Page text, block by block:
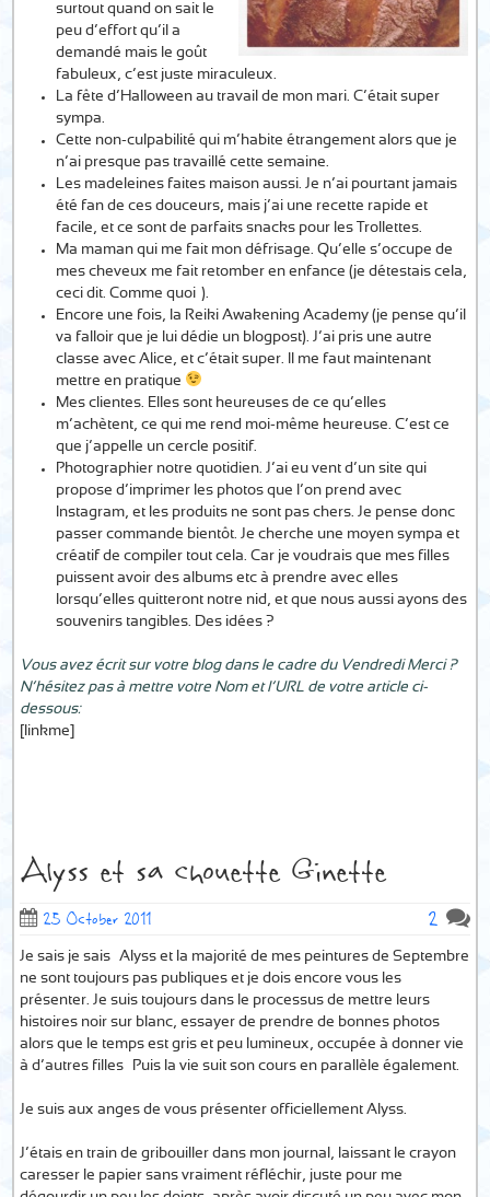
surtout quand on sait le
peu d’effort qu’il a
demandé mais le goût
fabuleux, c’est juste miraculeux.
La fête d’Halloween au travail de mon mari. C’était super
sympa.
Cette non-culpabilité qui m’habite étrangement alors que je
n’ai presque pas travaillé cette semaine.
Les madeleines faites maison aussi. Je n’ai pourtant jamais
été fan de ces douceurs, mais j’ai une recette rapide et
facile, et ce sont de parfaits snacks pour les Trollettes.
Ma maman qui me fait mon défrisage. Qu’elle s’occupe de
mes cheveux me fait retomber en enfance (je détestais cela,
ceci dit. Comme quoi…).
Encore une fois, la Reiki Awakening Academy (je pense qu’il
va falloir que je lui dédie un blogpost). J’ai pris une autre
classe avec Alice, et c’était super. Il me faut maintenant
mettre en pratique
Mes clientes. Elles sont heureuses de ce qu’elles
m’achètent, ce qui me rend moi-même heureuse. C’est ce
que j’appelle un cercle positif.
Photographier notre quotidien. J’ai eu vent d’un site qui
propose d’imprimer les photos que l’on prend avec
Instagram, et les produits ne sont pas chers. Je pense donc
passer commande bientôt. Je cherche une moyen sympa et
créatif de compiler tout cela. Car je voudrais que mes filles
puissent avoir des albums etc à prendre avec elles
lorsqu’elles quitteront notre nid, et que nous aussi ayons des
souvenirs tangibles. Des idées ?
Vous avez écrit sur votre blog dans le cadre du Vendredi Merci ?
N’hésitez pas à mettre votre Nom et l’URL de votre article ci-
dessous:
[linkme]
Alyss et sa chouette Ginette
25 October 2011 2
Je sais je sais… Alyss et la majorité de mes peintures de Septembre
ne sont toujours pas publiques et je dois encore vous les
présenter. Je suis toujours dans le processus de mettre leurs
histoires noir sur blanc, essayer de prendre de bonnes photos
alors que le temps est gris et peu lumineux, occupée à donner vie
à d’autres filles… Puis la vie suit son cours en parallèle également.
Je suis aux anges de vous présenter officiellement Alyss.
J’étais en train de gribouiller dans mon journal, laissant le crayon
caresser le papier sans vraiment réfléchir, juste pour me